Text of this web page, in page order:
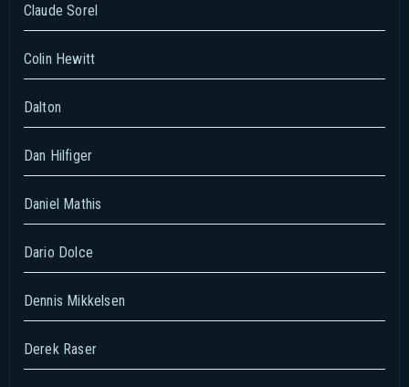
Claude Sorel
Colin Hewitt
Dalton
Dan Hilfiger
Daniel Mathis
Dario Dolce
Dennis Mikkelsen
Derek Raser